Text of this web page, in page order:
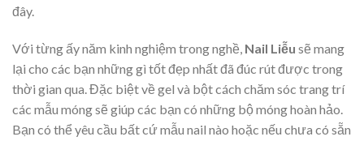
đây.
Với từng ấy năm kinh nghiệm trong nghề, Nail Liễu sẽ mang
lại cho các bạn những gì tốt đẹp nhất đã đúc rút được trong
thời gian qua. Đặc biệt về gel và bột cách chăm sóc trang trí
các mẫu móng sẽ giúp các bạn có những bộ móng hoàn hảo.
Bạn có thể yêu cầu bất cứ mẫu nail nào hoặc nếu chưa có sẵn